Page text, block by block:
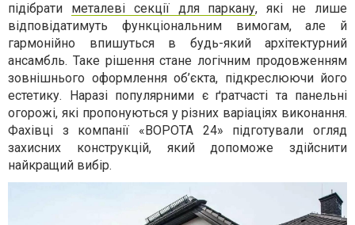
підібрати металеві секції для паркану, які не лише
відповідатимуть функціональним вимогам, але й
гармонійно впишуться в будь-який архітектурний
ансамбль. Таке рішення стане логічним продовженням
зовнішнього оформлення об’єкта, підкреслюючи його
естетику. Наразі популярними є ґратчасті та панельні
огорожі, які пропонуються у різних варіаціях виконання.
Фахівці з компанії «ВОРОТА 24» підготували огляд
захисних конструкцій, який допоможе здійснити
найкращий вибір.